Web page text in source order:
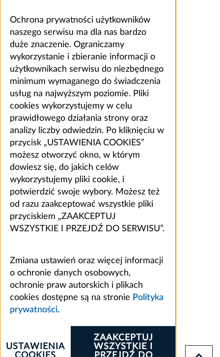
Ochrona prywatności użytkowników
naszego serwisu ma dla nas bardzo
duże znaczenie. Ograniczamy
wykorzystanie i zbieranie informacji o
użytkownikach serwisu do niezbędnego
minimum wymaganego do świadczenia
usług na najwyższym poziomie. Pliki
cookies wykorzystujemy w celu
prawidłowego działania strony oraz
analizy liczby odwiedzin. Po kliknięciu w
przycisk „USTAWIENIA COOKIES”
możesz otworzyć okno, w którym
dowiesz się, do jakich celów
wykorzystujemy pliki cookie, i
potwierdzić swoje wybory. Możesz też
od razu zaakceptować wszystkie pliki
przyciskiem „ZAAKCEPTUJ
WSZYSTKIE I PRZEJDŹ DO SERWISU”.
Zmiana ustawień oraz więcej informacji
o ochronie danych osobowych,
ochronie praw autorskich i plikach
cookies dostępne są na stronie Polityka
prywatności.
ZAAKCEPTUJ
WSZYSTKIE I
USTAWIENIA